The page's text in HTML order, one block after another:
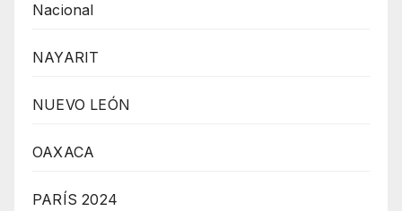
Nacional
NAYARIT
NUEVO LEÓN
OAXACA
PARÍS 2024